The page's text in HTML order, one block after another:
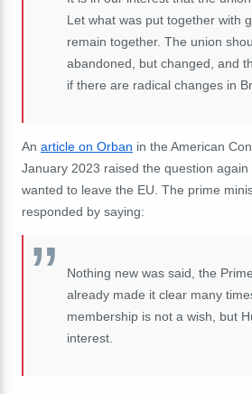
Let what was put together with
remain together. The union
abandoned, but changed, and
if there are radical changes in
An article on Orban in the American
January 2023 raised the question
wanted to leave the EU. The prime
responded by saying:
Nothing new was said, the
already made it clear many
membership is not a wish, but
interest.